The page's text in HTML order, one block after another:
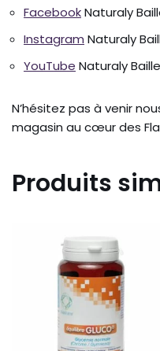
FacebookNaturaly
Instagram Naturaly
YouTube Naturaly
N’hésitez pas à venir
magasin au cœur des
Produits